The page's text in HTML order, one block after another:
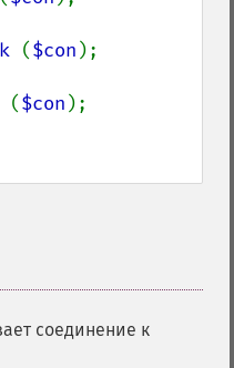
($con );
($con );
соединение к